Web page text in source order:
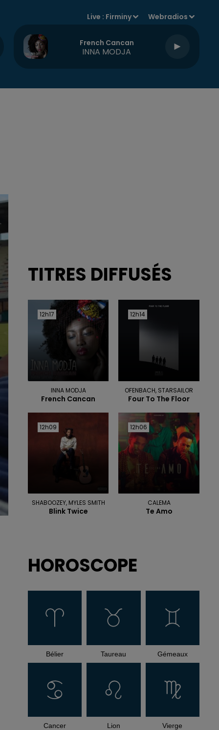
Live : Firminy Webradios
French Cancan
INNA MODJA
TITRES DIFFUSÉS
12h17
12h17
INNA MODJA
French Cancan
12h14
12h14
OFENBACH, STARSAILOR
Four To The Floor
12h09
12h09
SHABOOZEY, MYLES SMITH
Blink Twice
12h06
12h06
CALEMA
Te Amo
HOROSCOPE
Bélier Taureau Gémeaux
Cancer Lion Vierge